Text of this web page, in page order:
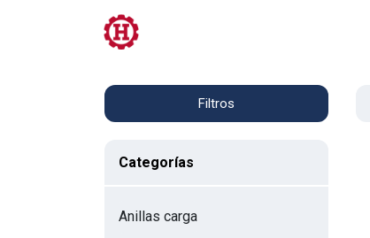
Filtros
Categorías
Anillas carga